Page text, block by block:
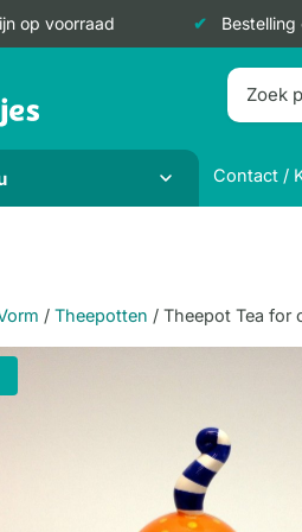
op voorraad
Contact /
/ Theepotten / Theepot Tea for